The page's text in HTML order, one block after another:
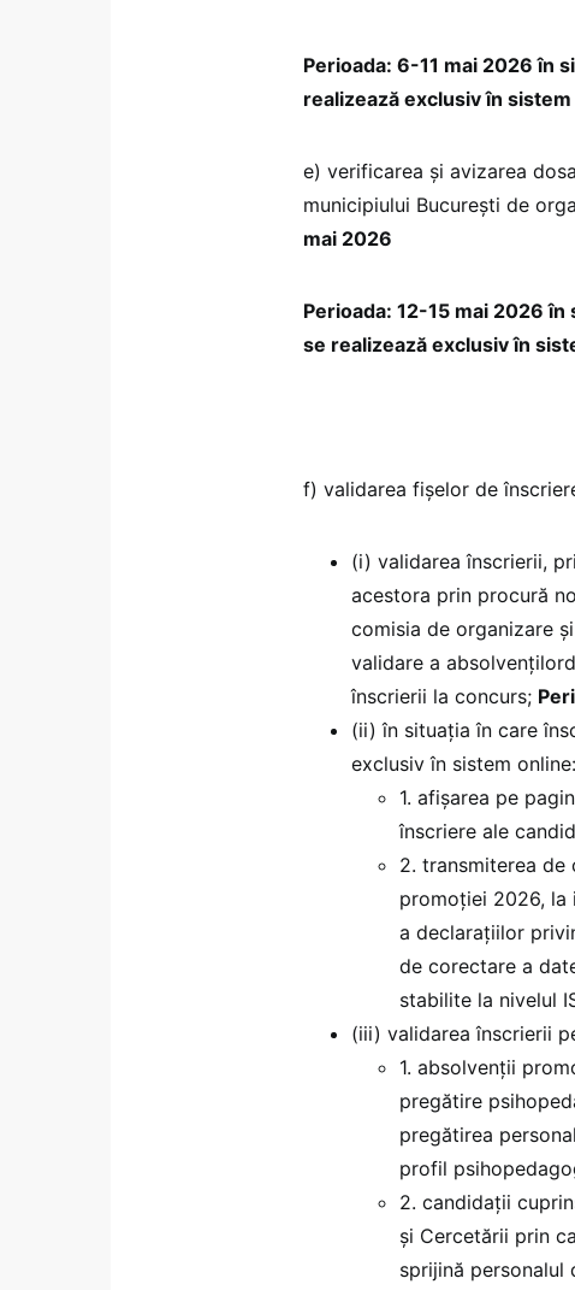
Perioada: 6-11 mai 2026 în
realizează exclusiv în
e) verificarea și avizarea
municipiului Bucureşti de
mai 2026
Perioada: 12-15 mai 2026
se realizează exclusiv în
f) validarea fişelor de
(i) validarea înscrierii,
acestora prin procură
comisia de organizare
validare a
înscrierii la concurs;
(ii) în situaţia în care
exclusiv în sistem online:
1. afişarea pe
înscriere ale
2. transmiterea
promoției 2026, la
a declarațiilor
de corectare a
stabilite la nivelul
(iii) validarea înscrierii
1. absolvenții
pregătire
pregătirea
profil
2. candidaţii
și Cercetării prin
sprijină